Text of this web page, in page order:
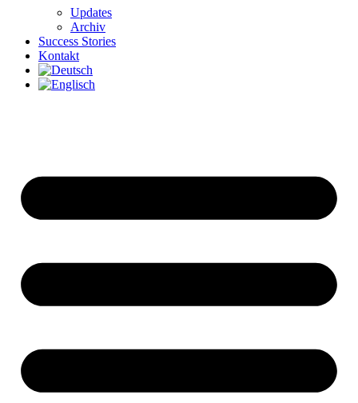
Updates
Archiv
Success Stories
Kontakt